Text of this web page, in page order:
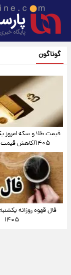
گوناگون
۱۴۰۵/کاهش قیمت طلا و سکه
۱۴۰۵